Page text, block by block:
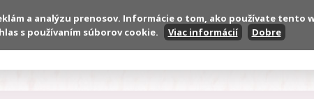
VOP Reklamačné podmienky Kontakt
a analýzu prenosov. Informácie o tom, ako používate tento
s používaním súborov cookie.
Viac informácií Dobre